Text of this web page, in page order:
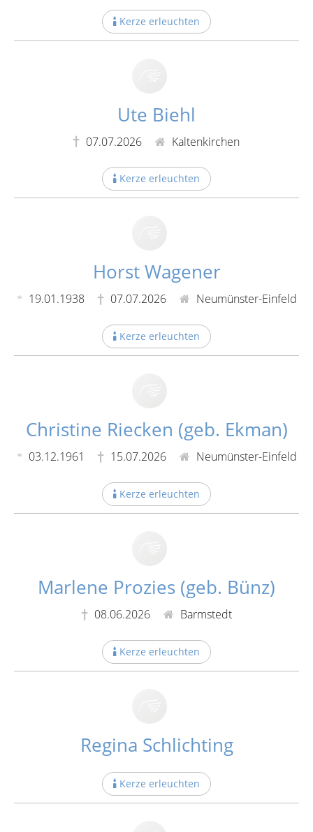
Kerze erleuchten
Ute Biehl
07.07.2026 Kaltenkirchen
Kerze erleuchten
Horst Wagener
19.01.1938 07.07.2026 Neumünster-Einfeld
Kerze erleuchten
Christine Riecken (geb. Ekman)
03.12.1961 15.07.2026 Neumünster-Einfeld
Kerze erleuchten
Marlene Prozies (geb. Bünz)
08.06.2026 Barmstedt
Kerze erleuchten
Regina Schlichting
Kerze erleuchten